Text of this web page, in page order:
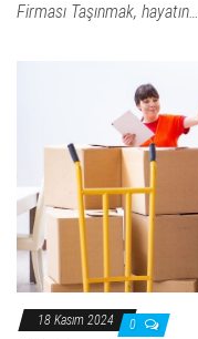
Firması Taşınmak, hayatın…
18 Kasım 2024 0